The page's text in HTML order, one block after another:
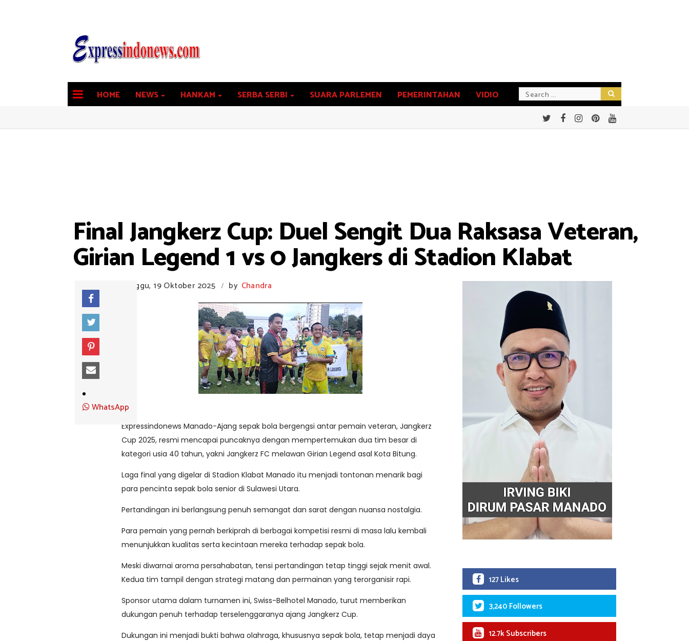
HOME NEWS HANKAM SERBA SERBI SUARA PARLEMEN PEMERINTAHAN VIDIO
Final Jangkerz Cup: Duel Sengit Dua Raksasa Veteran,
Girian Legend 1 vs 0 Jangkers di Stadion Klabat
Minggu, 19 Oktober 2025 / by Chandra
WhatsApp
Expressindonews Manado-Ajang sepak bola bergengsi antar pemain veteran, Jangkerz
Cup 2025, resmi mencapai puncaknya dengan mempertemukan dua tim besar di
kategori usia 40 tahun, yakni Jangkerz FC melawan Girian Legend asal Kota Bitung.
Laga final yang digelar di Stadion Klabat Manado itu menjadi tontonan menarik bagi
para pencinta sepak bola senior di Sulawesi Utara.
Pertandingan ini berlangsung penuh semangat dan sarat dengan nuansa nostalgia.
Para pemain yang pernah berkiprah di berbagai kompetisi resmi di masa lalu kembali
menunjukkan kualitas serta kecintaan mereka terhadap sepak bola.
Meski diwarnai aroma persahabatan, tensi pertandingan tetap tinggi sejak menit awal.
Kedua tim tampil dengan strategi matang dan permainan yang terorganisir rapi.
Sponsor utama dalam turnamen ini, Swiss-Belhotel Manado, turut memberikan
dukungan penuh terhadap terselenggaranya ajang Jangkerz Cup.
Dukungan ini menjadi bukti bahwa olahraga, khususnya sepak bola, tetap menjadi daya
127 Likes
3,240 Followers
12.7k Subscribers